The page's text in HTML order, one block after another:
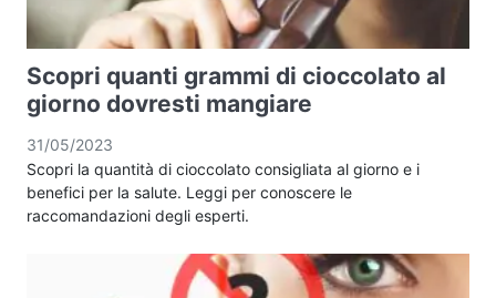
Scopri quanti grammi di cioccolato al
giorno dovresti mangiare
31/05/2023
Scopri la quantità di cioccolato consigliata al giorno e i
benefici per la salute. Leggi per conoscere le
raccomandazioni degli esperti.